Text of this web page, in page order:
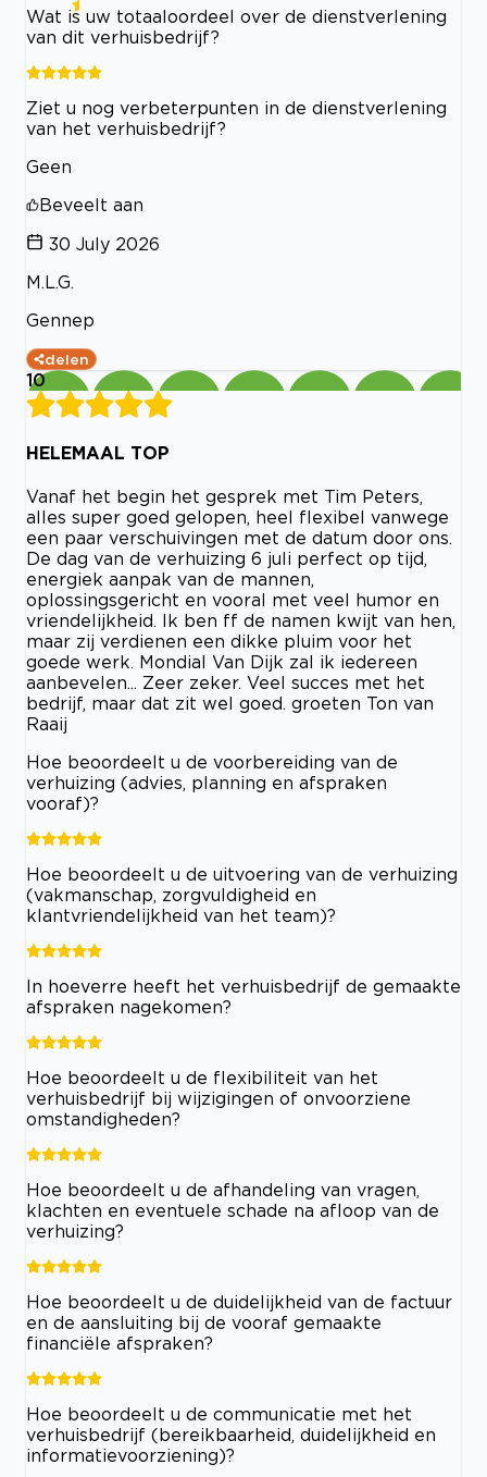
Wat is uw totaaloordeel over de dienstverlening
van dit verhuisbedrijf?
Ziet u nog verbeterpunten in de dienstverlening
van het verhuisbedrijf?
Geen
Beveelt aan
30 July 2026
M.L.G.
Gennep
delen
10
HELEMAAL TOP
Vanaf het begin het gesprek met Tim Peters,
alles super goed gelopen, heel flexibel vanwege
een paar verschuivingen met de datum door ons.
De dag van de verhuizing 6 juli perfect op tijd,
energiek aanpak van de mannen,
oplossingsgericht en vooral met veel humor en
vriendelijkheid. Ik ben ff de namen kwijt van hen,
maar zij verdienen een dikke pluim voor het
goede werk. Mondial Van Dijk zal ik iedereen
aanbevelen... Zeer zeker. Veel succes met het
bedrijf, maar dat zit wel goed. groeten Ton van
Raaij
Hoe beoordeelt u de voorbereiding van de
verhuizing (advies, planning en afspraken
vooraf)?
Hoe beoordeelt u de uitvoering van de verhuizing
(vakmanschap, zorgvuldigheid en
klantvriendelijkheid van het team)?
In hoeverre heeft het verhuisbedrijf de gemaakte
afspraken nagekomen?
Hoe beoordeelt u de flexibiliteit van het
verhuisbedrijf bij wijzigingen of onvoorziene
omstandigheden?
Hoe beoordeelt u de afhandeling van vragen,
klachten en eventuele schade na afloop van de
verhuizing?
Hoe beoordeelt u de duidelijkheid van de factuur
en de aansluiting bij de vooraf gemaakte
financiële afspraken?
Hoe beoordeelt u de communicatie met het
verhuisbedrijf (bereikbaarheid, duidelijkheid en
informatievoorziening)?